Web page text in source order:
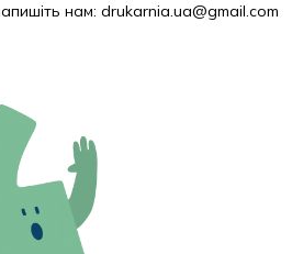
нам: drukarnia.ua@gmail.com